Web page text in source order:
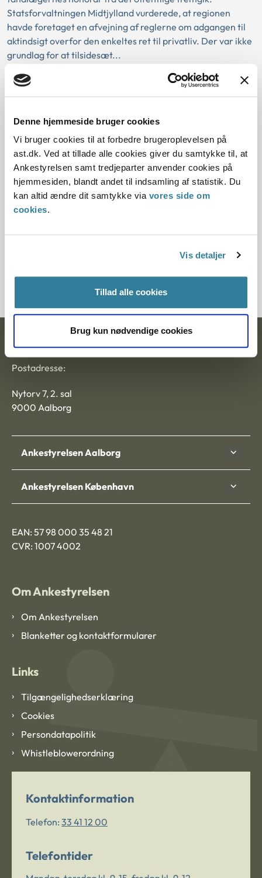
Denne hjemmeside bruger cookies
Vi bruger cookies til at forbedre brugeroplevelsen på
ast.dk. Ved at tillade alle cookies giver du samtykke til, at
Ankestyrelsen samt tredjeparter anvender cookies på
hjemmesiden, blandt andet til indsamling af statistik. Du
kan altid ændre dit samtykke via vores side om
cookies.
Vis detaljer
Tillad alle cookies
Brug kun nødvendige cookies
Statsforvaltningen Midtjylland vurderede, at regionen
havde foretaget en afvejning af reglerne om adgangen til
aktindsigt overfor den enkeltes ret til privatliv. Der var ikke
grundlag for at tilsidesæt...
En kommunes brug af renteswap-
14-05-2013
Statsforvaltningen Syddanmark
Lånebekendtgørelsen
Lånebekendtgørelse
Haderslev Kommune havde besluttet at omlægge
kommunens langfristede højforrentede gæld. Dette var
sket i samarbejde med KommuneKredit.
indsendt et responsum om kommunens brug af renteswap-
Ankestyrelsen
Postadresse:
Nytorv 7, 2. sal
9000 Aalborg
Ankestyrelsen Aalborg
Ankestyrelsen København
EAN: 57 98 000 35 48 21
CVR: 1007 4002
Om Ankestyrelsen
Om Ankestyrelsen
Blanketter og kontaktformularer
Links
Tilgængelighedserklæring
Cookies
Persondatapolitik
Whistleblowerordning
Kontaktinformation
Telefon: 33 41 12 00
Telefontider